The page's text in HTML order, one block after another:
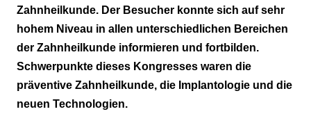
Orofazialer Schmerz und Behandlung von
Senioren
Freie Vorträge und Posterpräsentationen
Zahnheilkunde. Der Besucher konnte sich auf sehr
hohem Niveau in allen unterschiedlichen Bereichen
der Zahnheilkunde informieren und fortbilden.
Schwerpunkte dieses Kongresses waren die
präventive Zahnheilkunde, die Implantologie und die
neuen Technologien.